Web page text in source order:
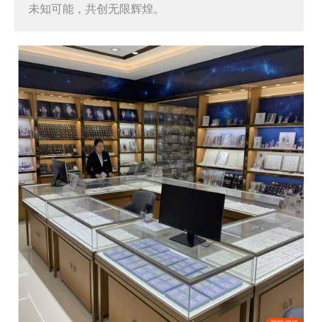
未知可能，共创无限辉煌。